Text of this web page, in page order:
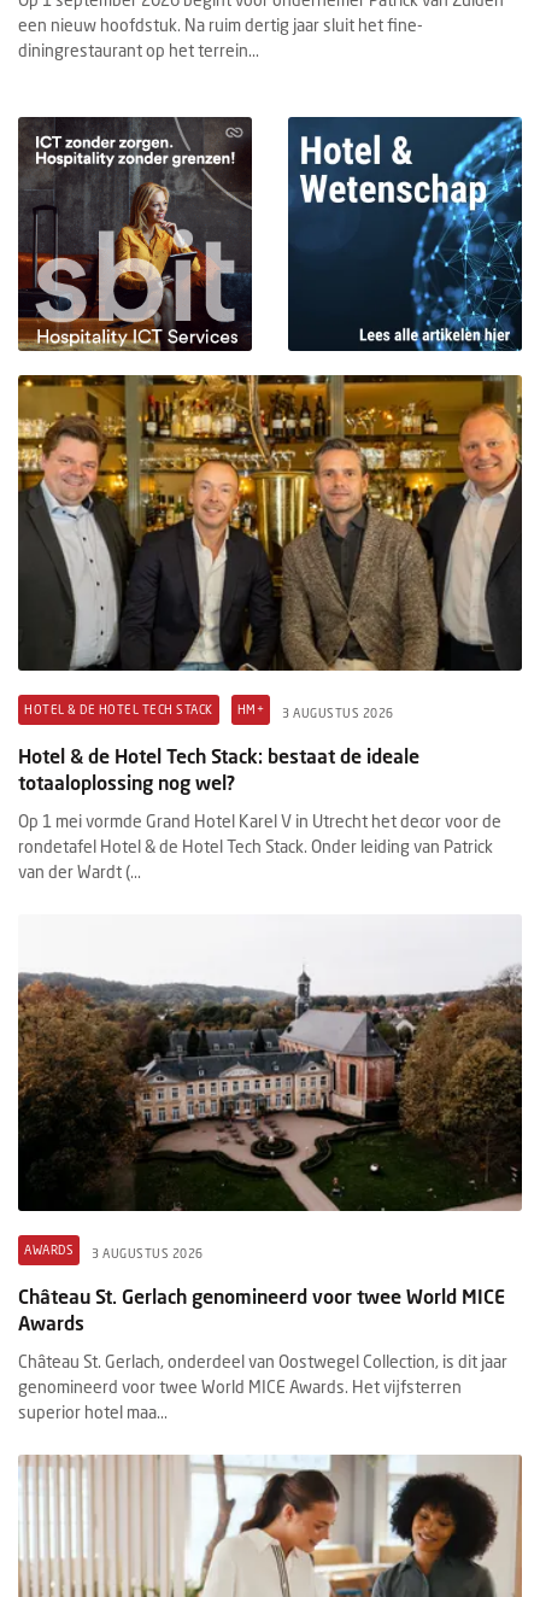
een nieuw hoofdstuk. Na ruim dertig jaar sluit het fine-
diningrestaurant op het terrein...
HOTEL & DE HOTEL TECH STACK HM+ 3 AUGUSTUS 2026
Hotel & de Hotel Tech Stack: bestaat de ideale
totaaloplossing nog wel?
Op 1 mei vormde Grand Hotel Karel V in Utrecht het decor voor de
rondetafel Hotel & de Hotel Tech Stack. Onder leiding van Patrick
van der Wardt (...
AWARDS 3 AUGUSTUS 2026
Château St. Gerlach genomineerd voor twee World MICE
Awards
Château St. Gerlach, onderdeel van Oostwegel Collection, is dit jaar
genomineerd voor twee World MICE Awards. Het vijfsterren
superior hotel maa...